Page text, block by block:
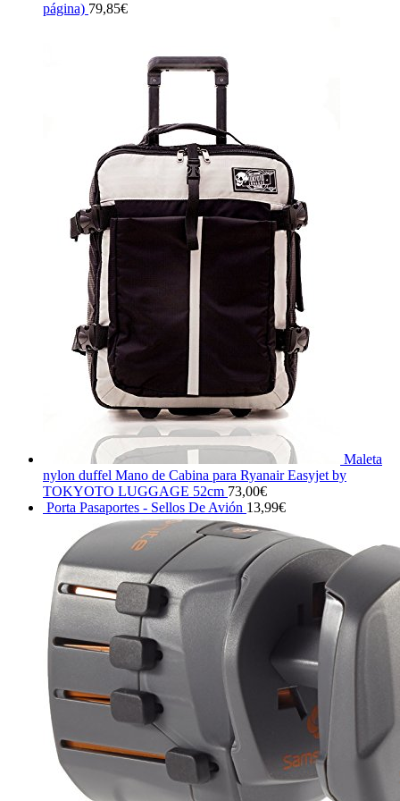
página) 79,85€
Maleta
nylon duffel Mano de Cabina para Ryanair Easyjet by
TOKYOTO LUGGAGE 52cm 73,00€
Porta Pasaportes - Sellos De Avión 13,99€